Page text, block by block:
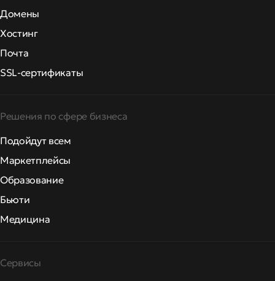
Домены
Хостинг
Почта
SSL-сертификаты
Решения по сфере бизнеса
Подойдут всем
Маркетплейсы
Образование
Бьюти
Медицина
Сервисы